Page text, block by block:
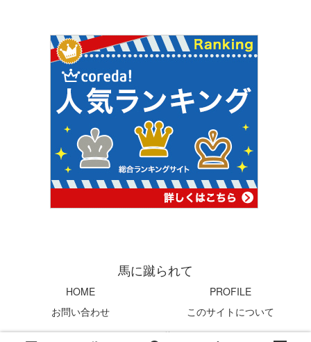
馬に蹴られて
HOME
PROFILE
お問い合わせ
このサイトについて
© 2004 馬に蹴られて.